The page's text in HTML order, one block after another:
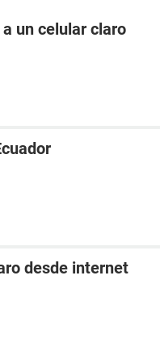
un celular claro
desde internet